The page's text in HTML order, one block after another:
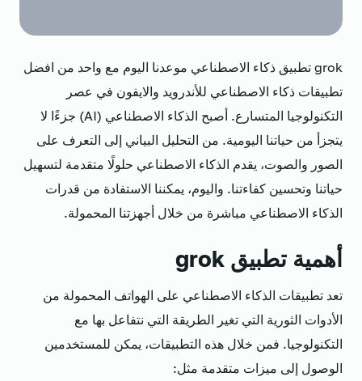
grok تطبيق ذكاء الاصطناعي موعدنا اليوم مع واحد من افضل
تطبيقات ذكاء الاصطناعي للأندرويد والايفون في عصر
التكنولوجيا المتسارع. أصبح الذكاء الاصطناعي (AI) جزءًا لا
يتجزأ من حياتنا اليومية. من التحليل البياني إلى التعرف على
الصور والصوت، يقدم الذكاء الاصطناعي حلولًا متقدمة لتسهيل
حياتنا وتحسين كفاءتنا. واليوم، يمكننا الاستفادة من قدرات
الذكاء الاصطناعي مباشرة من خلال أجهزتنا المحمولة.
أهمية تطبيق grok
تعد تطبيقات الذكاء الاصطناعي على الهواتف المحمولة من
الأدوات الثورية التي تغير الطريقة التي نتفاعل بها مع
التكنولوجيا. فمن خلال هذه التطبيقات، يمكن للمستخدمين
الوصول إلى ميزات متقدمة مثل: